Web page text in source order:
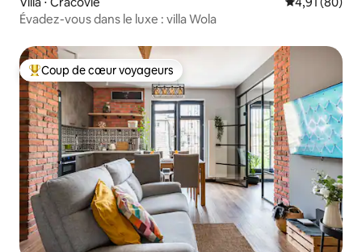
Évadez-vous dans le luxe : villa Wola
Coups de cœur voyageurs les plus appréciés
Coup de cœur voyageurs